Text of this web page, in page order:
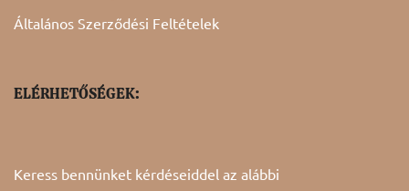
Általános Szerződési Feltételek
ELÉRHETŐSÉGEK:
Keress bennünket kérdéseiddel az alábbi